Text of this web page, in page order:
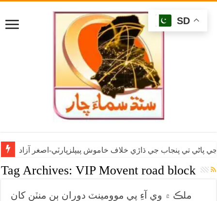
پاڻي تي پنجاب جي ڌاڙي خلاف خاموش پيپلزپارٽي-اصغر آزاد
Tag Archives:VIP Movent road block
ملڪ ۾ وي آءِ پي موومينٽ دوران ٻن منٽن کان
SD